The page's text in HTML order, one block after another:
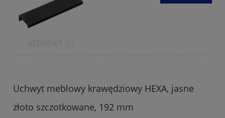
Uchwyt meblowy krawędziowy HEXA, jasne
złoto szczotkowane, 192 mm